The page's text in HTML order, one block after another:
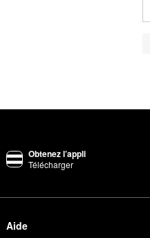
Obtenez l’appli
Télécharger
Aide